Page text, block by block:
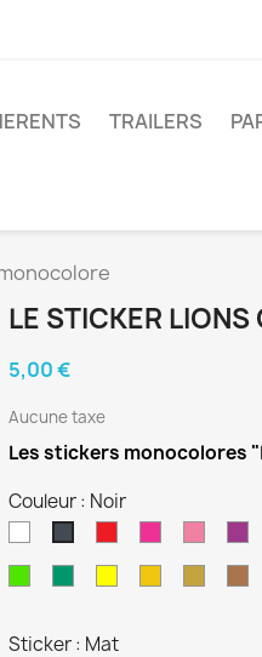
TRAILERS
LE STICKER
5,00 €
Aucune taxe
Les stickers monocolores
Couleur : Noir
Sticker : Mat